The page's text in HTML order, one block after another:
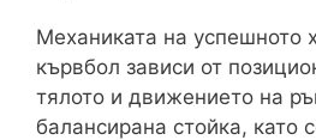
Механиката на успешното
кървбол зависи от
тялото и движението на
балансирана стойка, като